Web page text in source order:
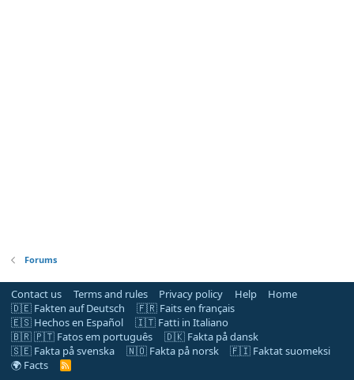
Forums
Contact us Terms and rules Privacy policy Help
Home
🇩🇪 Fakten auf Deutsch
🇫🇷 Faits en français
🇪🇸 Hechos en Español
🇮🇹 Fatti in Italiano
🇧🇷 🇵🇹 Fatos em português
🇩🇰 Fakta på dansk
🇸🇪 Fakta på svenska
🇳🇴 Fakta på norsk
🇫🇮 Faktat suomeksi
🌍 Facts
R